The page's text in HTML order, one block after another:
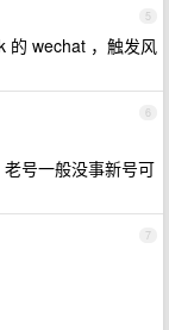
5
的 wechat ，触发风
6
号一般没事新号可
7